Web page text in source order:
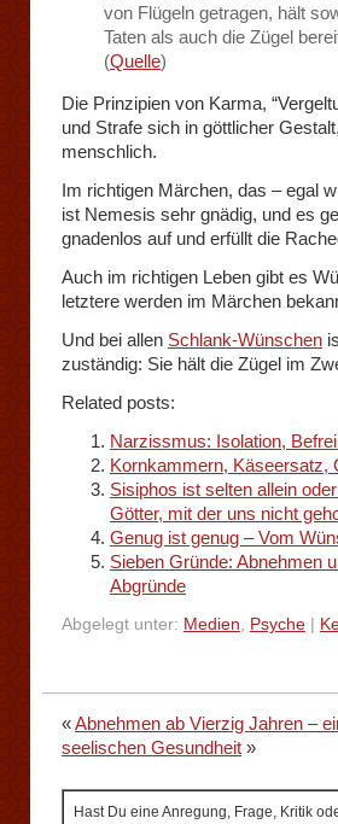
von Flügeln getragen, hält
Taten als auch die Zügel
(Quelle)
Die Prinzipien von Karma,
und Strafe sich in göttlicher
menschlich.
Im richtigen Märchen, das – egal
ist Nemesis sehr gnädig, und es
gnadenlos auf und erfüllt die
Auch im richtigen Leben gibt es
letztere werden im Märchen
Und bei allen Schlank-Wünschen
zuständig: Sie hält die Zügel im
Related posts:
Narzissmus: Isolation,
Kornkammern, Käseersatz,
Sisiphos ist selten allein
Götter, mit der uns nicht
Genug ist genug – Vom
Sieben Gründe: Abnehmen
Abgründe
Abgelegt unter: Medien, Psyche
«Abnehmen ab Vierzig Jahren –
seelischen Gesundheit »
Hast Du eine Anregung, Frage, Kritik